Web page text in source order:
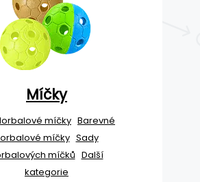
Míčky
míčky Barevné
míčky Sady
míčků Další
kategorie